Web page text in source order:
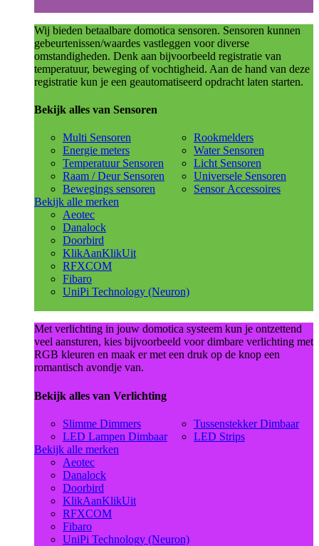
Wij bieden betaalbare domotica sensoren. Sensoren kunnen
gebeurtenissen/waardes vastleggen voor diverse
omstandigheden. Denk aan bijvoorbeeld registratie van
temperatuur, beweging of vochtigheid. Aan de hand van deze
registratie kun je een geautomatiseerd opdracht laten starten.
Bekijk alles van Sensoren
Multi Sensoren
Energie meters
Temperatuur Sensoren
Raam / Deur Sensoren
Bewegings sensoren
Rookmelders
Water Sensoren
Licht Sensoren
Universele Sensoren
Sensor Accessoires
Bekijk alle merken
Aeotec
Danalock
Doorbird
KlikAanKlikUit
RFXCOM
Fibaro
UniPi Technology (Neuron)
Met verlichting in jouw domotica systeem kun je ontzettend
veel aansturen, kies bijvoorbeeld voor dimbare verlichting met
RGB kleuren en maak er met een druk op de knop een
romantisch avondje van.
Bekijk alles van Verlichting
Slimme Dimmers
LED Lampen Dimbaar
Tussenstekker Dimbaar
LED Strips
Bekijk alle merken
Aeotec
Danalock
Doorbird
KlikAanKlikUit
RFXCOM
Fibaro
UniPi Technology (Neuron)